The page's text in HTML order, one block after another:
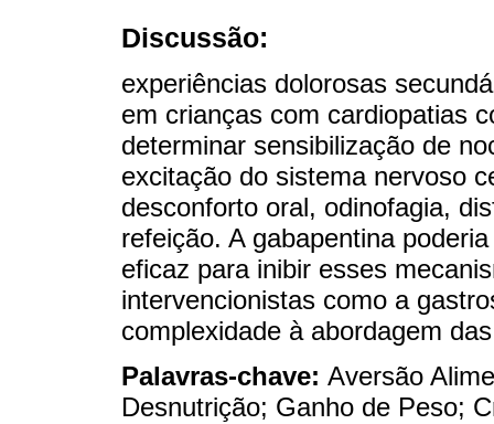
Discussão:
experiências dolorosas
em crianças com cardiopatias
determinar sensibilização de
excitação do sistema nervoso
desconforto oral, odinofagia,
refeição. A gabapentina
eficaz para inibir esses
intervencionistas como a
complexidade à abordagem
Palavras-chave: Aversão
Desnutrição; Ganho de Peso;